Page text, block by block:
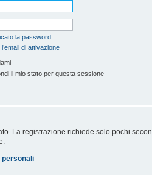
la password
di attivazione
il mio stato per questa sessione
La registrazione richiede solo pochi
personali